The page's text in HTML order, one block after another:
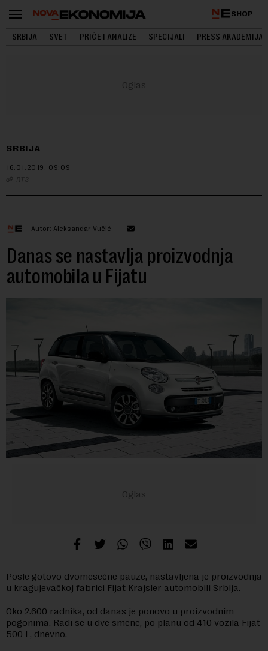
SHOP
SRBIJA SVET PRIČE I ANALIZE SPECIJALI PRESS AKADEMIJA
SRBIJA
16.01.2019. 09:09
RTS
Autor: Aleksandar Vučić
Danas se nastavlja proizvodnja
automobila u Fijatu
Posle gotovo dvomesečne pauze, nastavljena je proizvodnja
u kragujevačkoj fabrici Fijat Krajsler automobili Srbija.
Oko 2.600 radnika, od danas je ponovo u proizvodnim
pogonima. Radi se u dve smene, po planu od 410 vozila Fijat
500 L, dnevno.